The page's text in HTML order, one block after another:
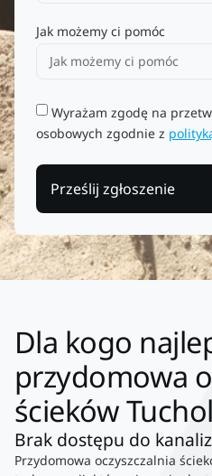
Jak możemy ci pomóc
Wyrażam zgodę na
osobowych zgodnie z
Prześlij zgłoszenie
Dla kogo
przydomowa
ścieków
Brak dostępu do
Przydomowa oczyszczalnia